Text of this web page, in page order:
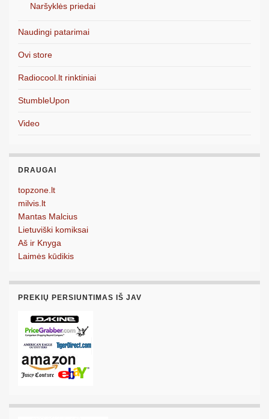
Naršyklės priedai
Naudingi patarimai
Ovi store
Radiocool.lt rinktiniai
StumbleUpon
Video
DRAUGAI
topzone.lt
milvis.lt
Mantas Malcius
Lietuviški komiksai
Aš ir Knyga
Laimės kūdikis
PREKIŲ PERSIUNTIMAS IŠ JAV